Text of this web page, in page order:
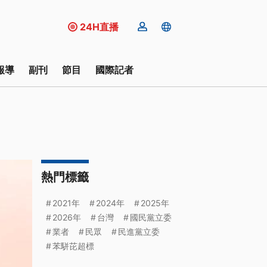
24H直播
導 副刊 節目 國際記者
熱門標籤
2021年 2024年
2025年
2026年
台灣
國民黨立委
業者
民眾
民進黨立委
苯駢芘超標